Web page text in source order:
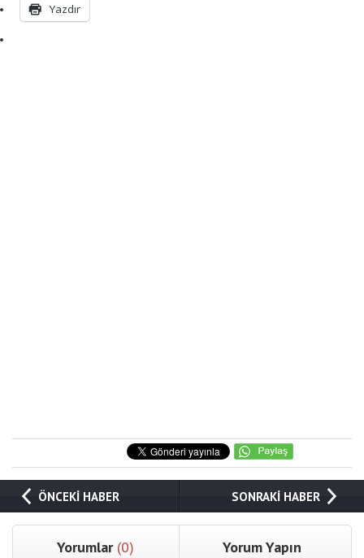
Yazdır
ÖNCEKİ HABER SONRAKİ HABER
Yorumlar (0) Yorum Yapın